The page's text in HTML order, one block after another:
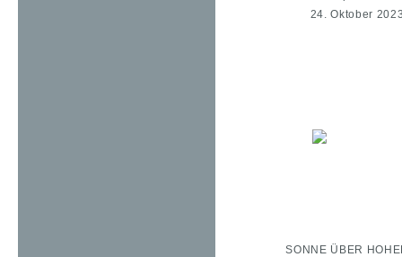
24. Oktober
SONNE ÜBER